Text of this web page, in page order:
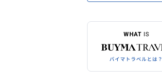
WHAT IS
バイマトラベルとは？